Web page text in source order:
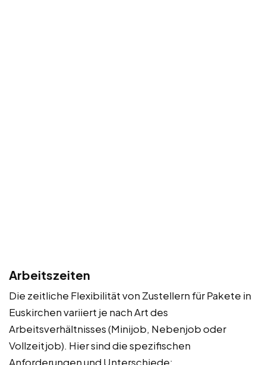
Arbeitszeiten
Die zeitliche Flexibilität von Zustellern für Pakete in
Euskirchen variiert je nach Art des
Arbeitsverhältnisses (Minijob, Nebenjob oder
Vollzeitjob). Hier sind die spezifischen
Anforderungen und Unterschiede: